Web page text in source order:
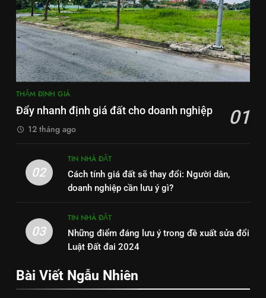
THẨM ĐỊNH GIÁ
Đẩy nhanh định giá đất cho doanh nghiệp 01
12 tháng ago
02
TIN NHÀ ĐẤT
Cách tính giá đất sẽ thay đổi: Người dân,
doanh nghiệp cần lưu ý gì?
03
TIN NHÀ ĐẤT
Những điểm đáng lưu ý trong đề xuất sửa đổi
Luật Đất đai 2024
Bài Viết Ngẫu Nhiên